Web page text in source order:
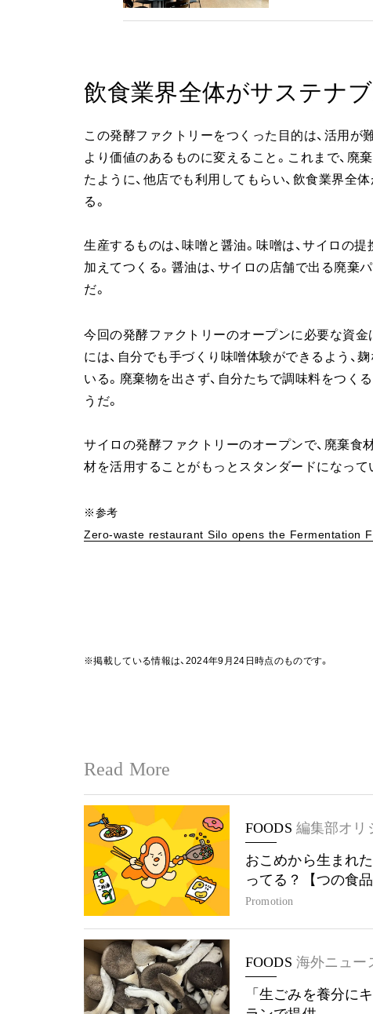
飲食業界全体がサステナ
この発酵ファクトリーをつくった目的は、活用が
より価値のあるものに変えること。これまで、廃
たように、他店でも利用してもらい、飲食業界全
る。
生産するものは、味噌と醤油。味噌は、サイロの
加えてつくる。醤油は、サイロの店舗で出る廃棄
だ。
今回の発酵ファクトリーのオープンに必要な資
には、自分でも手づくり味噌体験ができるよう、
いる。廃棄物を出さず、自分たちで調味料をつく
うだ。
サイロの発酵ファクトリーのオープンで、廃棄食
材を活用することがもっとスタンダードになって
※参考
Zero-waste restaurant Silo opens the Fermentation
※掲載している情報は、2024年9月24日時点のものです。
Read More
FOODS 編集部オリ
おこめから生まれ
ってる？【つの食品
Promotion
FOODS 海外ニュー
「生ごみを養分に